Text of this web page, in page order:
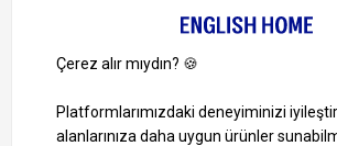
1000 TL ve Üzeri Alışverişlerinizde Kargo Bedava!